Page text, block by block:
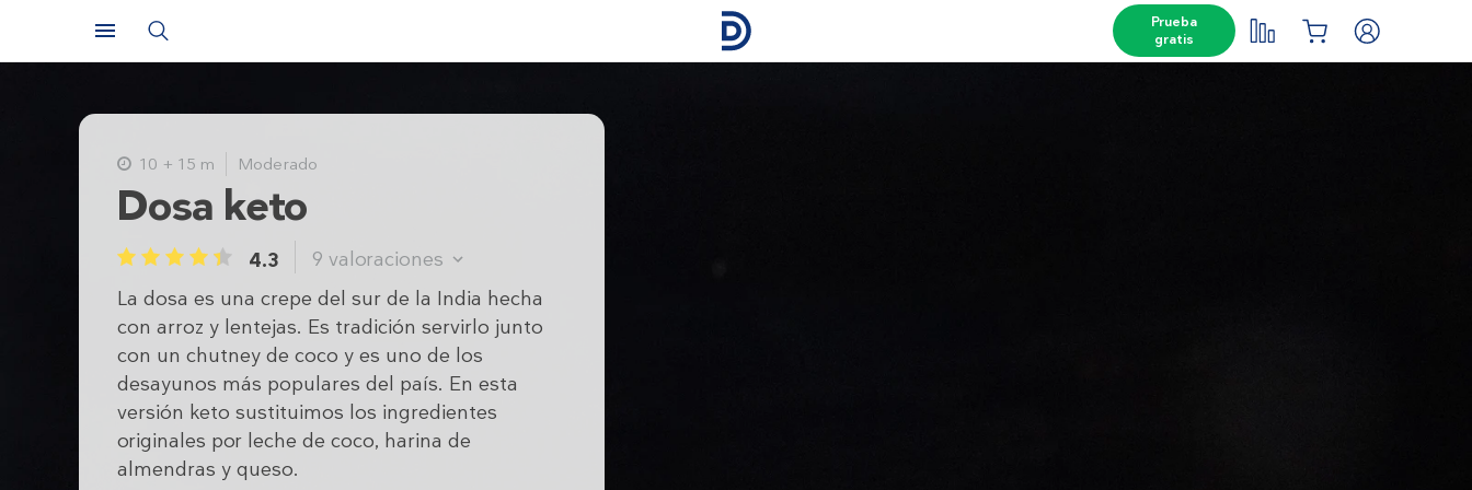
Prueba
gratis
Dosa keto
1 2 3 4 5 4.3 9 valoraciones
La dosa es una crepe del sur de la India hecha
con arroz y lentejas. Es tradición servirlo junto
con un chutney de coco y es uno de los
desayunos más populares del país. En esta
versión keto sustituimos los ingredientes
originales por leche de coco, harina de
almendras y queso.
10 + 15 m Moderado